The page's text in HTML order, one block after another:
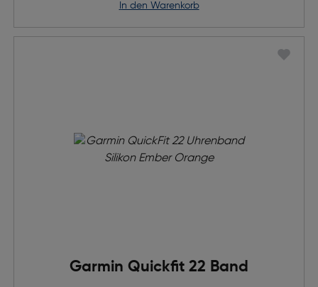
in den Warenkorb
Garmin Quickfit 22 Band